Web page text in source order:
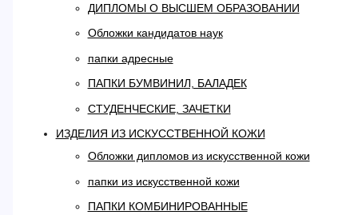
ДИПЛОМЫ О ВЫСШЕМ ОБРАЗОВАНИИ
Обложки кандидатов наук
папки адресные
ПАПКИ БУМВИНИЛ, БАЛАДЕК
СТУДЕНЧЕСКИЕ, ЗАЧЕТКИ
ИЗДЕЛИЯ ИЗ ИСКУССТВЕННОЙ КОЖИ
Обложки дипломов из искусственной кожи
папки из искусственной кожи
ПАПКИ КОМБИНИРОВАННЫЕ